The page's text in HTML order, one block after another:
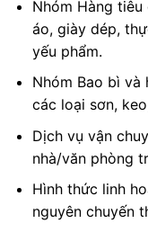
Nhóm Hàng
áo, giày dép,
yếu phẩm.
Nhóm Bao bì và
các loại sơn,
Dịch vụ vận
nhà/văn phòng
Hình thức linh
nguyên chuyến